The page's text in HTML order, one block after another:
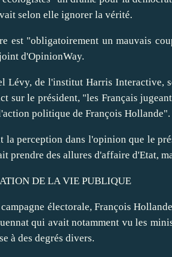
selon elle ignorer la vérité.
est "obligatoirement un mauvais
d'OpinionWay.
Lévy, de l'institut Harris Interactive,
sur le président, "les Français
politique de François Hollande".
la perception dans l'opinion que le
prendre des allures d'affaire d'Etat,
DE LA VIE PUBLIQUE
électorale, François
qui avait notamment vu les
à des degrés divers.